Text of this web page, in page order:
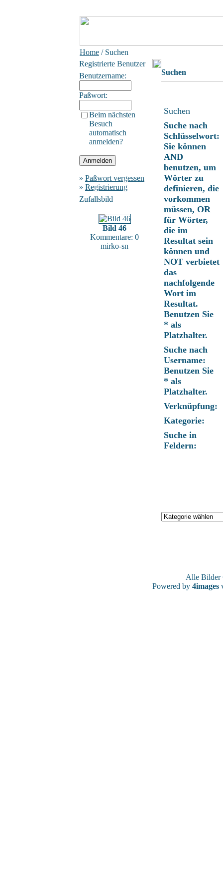
Home / Suchen
Registrierte Benutzer
Benutzername:
Paßwort:
Beim nächsten
Besuch
automatisch
anmelden?
» Paßwort vergessen
» Registrierung
Zufallsbild
Bild 46
Kommentare: 0
mirko-sn
Suchen
Suchen
Suche nach
Schlüsselwort:
Sie können
AND
benutzen, um
Wörter zu
definieren, die
vorkommen
müssen, OR
für Wörter,
die im
Resultat sein
können und
NOT verbietet
das
nachfolgende
Wort im
Resultat.
Benutzen Sie
* als
Platzhalter.
Suche nach
Username:
Benutzen Sie
* als
Platzhalter.
Verknüpfung:
Kategorie:
Suche in
Feldern:
Alle
Powered by 4images